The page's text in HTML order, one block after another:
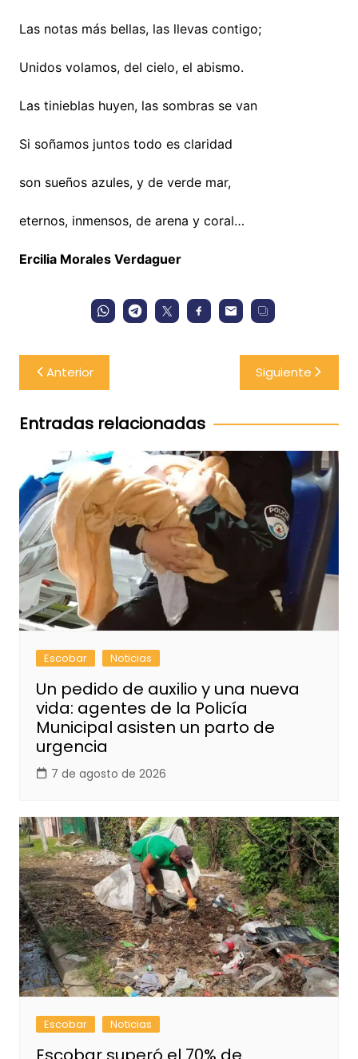
Las notas más bellas, las llevas contigo;
Unidos volamos, del cielo, el abismo.
Las tinieblas huyen, las sombras se van
Si soñamos juntos todo es claridad
son sueños azules, y de verde mar,
eternos, inmensos, de arena y coral…
Ercilia Morales Verdaguer
Navegación
de
entradas
Anterior Siguiente
Entradas relacionadas
Escobar Noticias
Un pedido de auxilio y una nueva
vida: agentes de la Policía
Municipal asisten un parto de
urgencia
7 de agosto de 2026
Escobar Noticias